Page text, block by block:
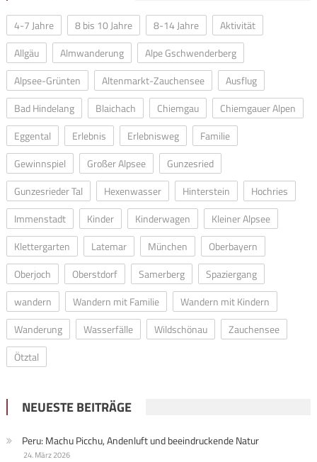
4-7 Jahre 8 bis 10 Jahre 8-14 Jahre
Aktivität
Allgäu
Almwanderung
Alpe Gschwenderberg
Alpsee-Grünten
Altenmarkt-Zauchensee
Ausflug
Bad Hindelang
Blaichach Chiemgau
Chiemgauer Alpen
Eggental
Erlebnis Erlebnisweg
Familie
Gewinnspiel
Großer Alpsee
Gunzesried
Gunzesrieder Tal
Hexenwasser Hinterstein
Hochries
Immenstadt
Kinder Kinderwagen
Kleiner Alpsee
Klettergarten
Latemar München
Oberbayern
Oberjoch
Oberstdorf Samerberg
Spaziergang
wandern
Wandern mit Familie
Wandern mit Kindern
Wanderung
Wasserfälle Wildschönau
Zauchensee
Ötztal
NEUESTE BEITRÄGE
Peru: Machu Picchu, Andenluft und beeindruckende Natur
24. März 2026